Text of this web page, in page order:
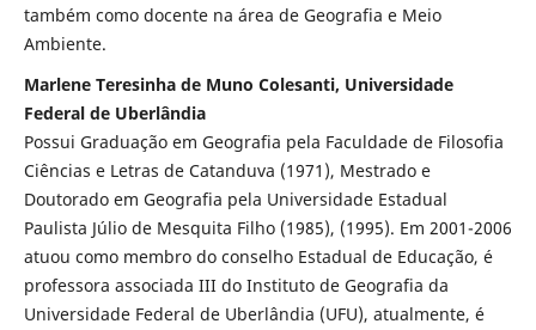
também como docente na área de Geografia e Meio
Ambiente.
Marlene Teresinha de Muno Colesanti, Universidade
Federal de Uberlândia
Possui Graduação em Geografia pela Faculdade de Filosofia
Ciências e Letras de Catanduva (1971), Mestrado e
Doutorado em Geografia pela Universidade Estadual
Paulista Júlio de Mesquita Filho (1985), (1995). Em 2001-2006
atuou como membro do conselho Estadual de Educação, é
professora associada III do Instituto de Geografia da
Universidade Federal de Uberlândia (UFU), atualmente, é